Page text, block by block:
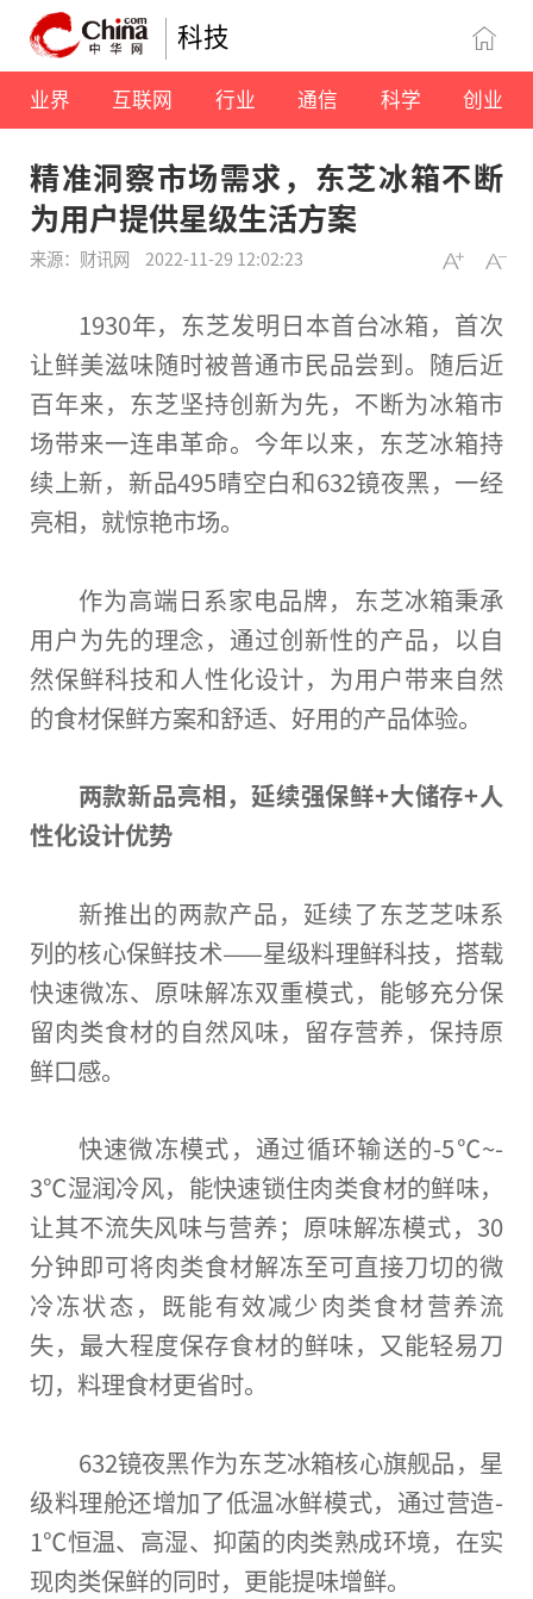
科技
业界 互联网 行业 通信 科学 创业
精准洞察市场需求，东芝冰箱不断
为用户提供星级生活方案
来源：财讯网 2022-11-29 12:02:23
1930年，东芝发明日本首台冰箱，首次
让鲜美滋味随时被普通市民品尝到。随后近
百年来，东芝坚持创新为先，不断为冰箱市
场带来一连串革命。今年以来，东芝冰箱持
续上新，新品495晴空白和632镜夜黑，一经
亮相，就惊艳市场。
作为高端日系家电品牌，东芝冰箱秉承
用户为先的理念，通过创新性的产品，以自
然保鲜科技和人性化设计，为用户带来自然
的食材保鲜方案和舒适、好用的产品体验。
两款新品亮相，延续强保鲜+大储存+人
性化设计优势
新推出的两款产品，延续了东芝芝味系
列的核心保鲜技术——星级料理鲜科技，搭载
快速微冻、原味解冻双重模式，能够充分保
留肉类食材的自然风味，留存营养，保持原
鲜口感。
快速微冻模式，通过循环输送的-5℃~-
3℃湿润冷风，能快速锁住肉类食材的鲜味，
让其不流失风味与营养；原味解冻模式，30
分钟即可将肉类食材解冻至可直接刀切的微
冷冻状态，既能有效减少肉类食材营养流
失，最大程度保存食材的鲜味，又能轻易刀
切，料理食材更省时。
632镜夜黑作为东芝冰箱核心旗舰品，星
级料理舱还增加了低温冰鲜模式，通过营造-
1℃恒温、高湿、抑菌的肉类熟成环境，在实
现肉类保鲜的同时，更能提味增鲜。